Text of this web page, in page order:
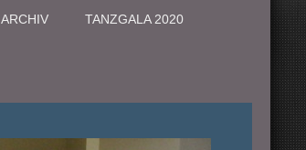
ARCHIV TANZGALA 2020